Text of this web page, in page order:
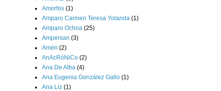
Amorfos (1)
Amparo Carmen Teresa Yolanda (1)
Amparo Ochoa (25)
Ampersan (3)
Amén (2)
AnAcRóNiCo (2)
Ana De Alba (4)
Ana Eugenia González Gallo (1)
Ana Liz (1)